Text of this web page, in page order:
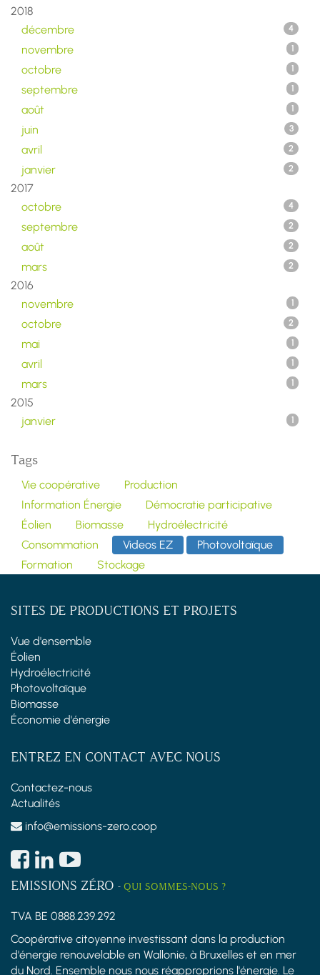
2018
décembre
4
novembre 1
octobre 1
septembre 1
août 1
juin 3
avril 2
janvier 2
2017
octobre
4
septembre 2
août 2
mars 2
2016
novembre
1
octobre 2
mai 1
avril 1
mars 1
2015
janvier
1
Tags
Vie coopérative
Production
Information Énergie
Démocratie participative
Éolien
Biomasse
Hydroélectricité
Consommation
Videos EZ
Photovoltaïque
Formation
Stockage
SITES DE PRODUCTIONS ET PROJETS
Vue d'ensemble
Éolien
Hydroélectricité
Photovoltaïque
Biomasse
Économie d'énergie
ENTREZ EN CONTACT AVEC NOUS
Contactez-nous
Actualités
info@emissions-zero.coop
EMISSIONS ZÉRO - QUI SOMMES-NOUS ?
TVA BE 0888.239.292
Coopérative citoyenne investissant dans la production
d'énergie renouvelable en Wallonie, à Bruxelles et en mer
du Nord. Ensemble nous nous réapproprions l'énergie. Le